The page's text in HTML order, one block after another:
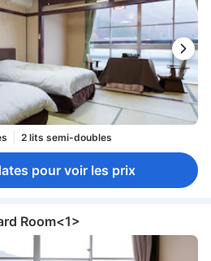
2 lits semi-doubles
pour voir les prix
Room<1>